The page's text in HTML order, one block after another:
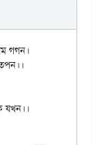
গগন।
যখন।।